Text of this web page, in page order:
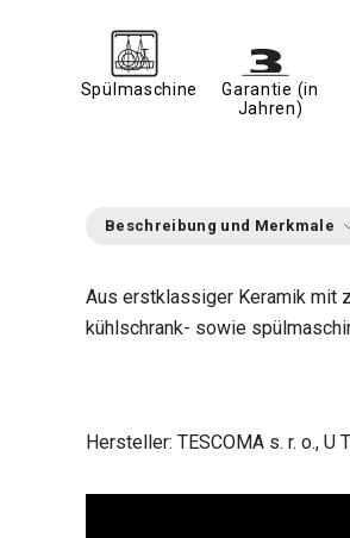
Spülmaschine
Garantie (in
Jahren)
Beschreibung und Merkmale
Aus erstklassiger Keramik mit
kühlschrank- sowie
Hersteller: TESCOMA s. r. o.,